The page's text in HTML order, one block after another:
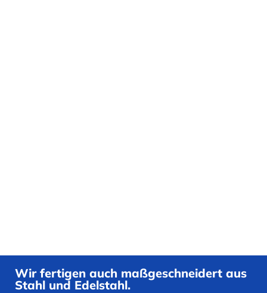
Wir fertigen auch maßgeschneidert aus
Stahl und Edelstahl.